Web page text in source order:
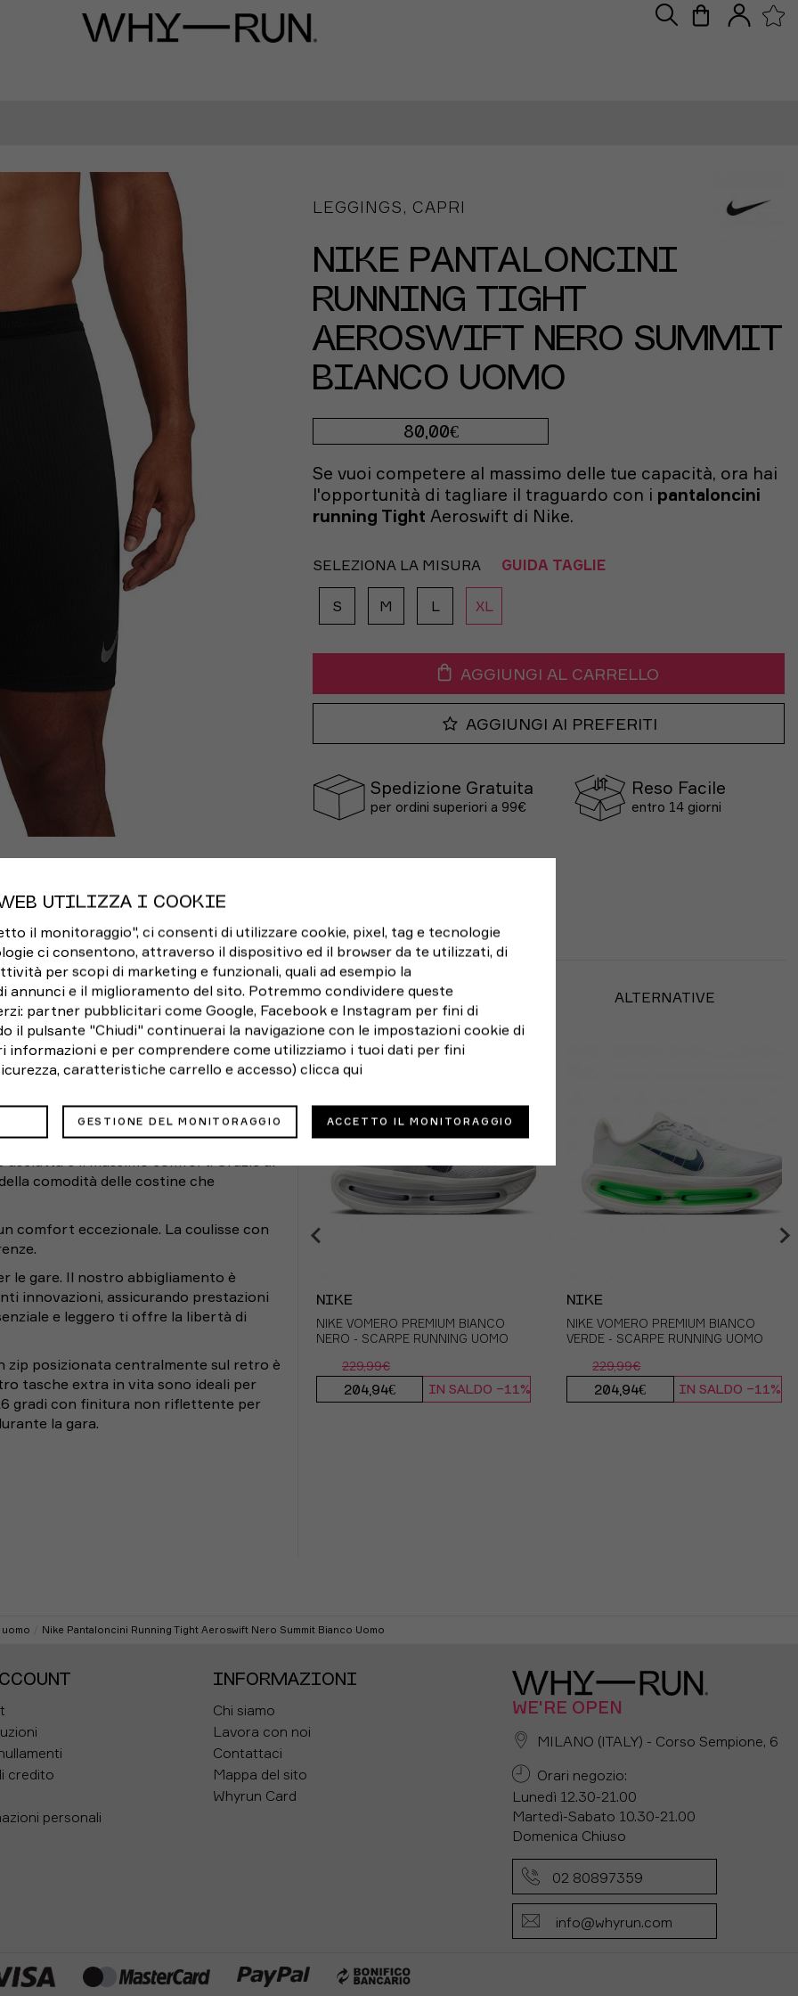
LEGGINGS, CAPRI
NIKE PANTALONCINI
RUNNING TIGHT
AEROSWIFT NERO SUMMIT
BIANCO UOMO
80,00€
Se vuoi competere al massimo delle tue capacità, ora hai
l'opportunità di tagliare il traguardo con i pantaloncini
running Tight Aeroswift di Nike.
SELEZIONA LA MISURA GUIDA TAGLIE
S M L XL
AGGIUNGI AL CARRELLO
AGGIUNGI AI PREFERITI
Spedizione Gratuita
per ordini superiori a 99€
Reso Facile
entro 14 giorni
TAGLIE CONSEGNA E RESI
running TightAeroswift di
incorporando le nostre tecnologie più
tasche integrate nella fodera
mentre sei in movimento.
corsa
combina tessuti traspiranti con
e il massimo comfort. Grazie al
comodità delle costine che
comfort eccezionale. La coulisse con
le gare. Il nostro abbigliamento è
innovazioni, assicurando prestazioni
e leggero ti offre la libertà di
posizionata centralmente sul retro è
tasche extra in vita sono ideali per
gradi con finitura non riflettente per
la gara.
(cm)
< 82.5
82.5
83
84.5
85
85.5
(IT)
Vita (cm)
97.5
puoi sempre restituirlo
POTREBBE PIACERTI ALTERNATIVE
NIKE
NIKE CANOTTA AREOSWIFT AOP
89,99€
NIKE
NIKE VOMERO PREMIUM BIANCO
NERO - SCARPE RUNNING UOMO
229,99€
204,94€ IN SALDO -11%
NIKE
NIKE VOMERO PREMIUM BIANCO
VERDE - SCARPE RUNNING UOMO
229,99€
204,94€ IN SALDO -11%
NIKE
NIKE HALF TIGHT STRIDE NERO
70,00€
NIKE
NIKE PANTALONCINI RUNNING DIV 4"
BRIEF LINED NERO NERO UOMO
94,99€
ADIDAS
ADIDAS PANTALONCINI RUNNING
TIGHTS ADIZERO NERO UOMO
130,00€
Nike Pantaloncini Running Tight Aeroswift Nero Summit Bianco Uomo
credito
personali
INFORMAZIONI
Chi siamo
Lavora con noi
Contattaci
Mappa del sito
Whyrun Card
WE'RE OPEN
MILANO (ITALY) - Corso Sempione, 6
Orari negozio:
Lunedì 12.30-21.00
Martedì-Sabato 10.30-21.00
Domenica Chiuso
02 80897359
info@whyrun.com
UTILIZZA I COOKIE
il monitoraggio", ci consenti di utilizzare cookie, pixel, tag e tecnologie
ci consentono, attraverso il dispositivo ed il browser da te utilizzati, di
per scopi di marketing e funzionali, quali ad esempio la
annunci e il miglioramento del sito. Potremmo condividere queste
partner pubblicitari come Google, Facebook e Instagram per fini di
il pulsante "Chiudi" continuerai la navigazione con le impostazioni cookie di
informazioni e per comprendere come utilizziamo i tuoi dati per fini
caratteristiche carrello e accesso) clicca qui
GESTIONE DEL MONITORAGGIO ACCETTO IL MONITORAGGIO